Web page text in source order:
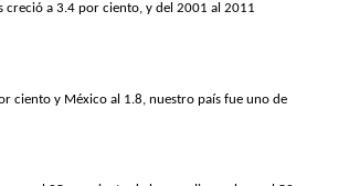
creció a 3.4 por ciento, y del 2001 al 2011
ciento y México al 1.8, nuestro país fue uno de